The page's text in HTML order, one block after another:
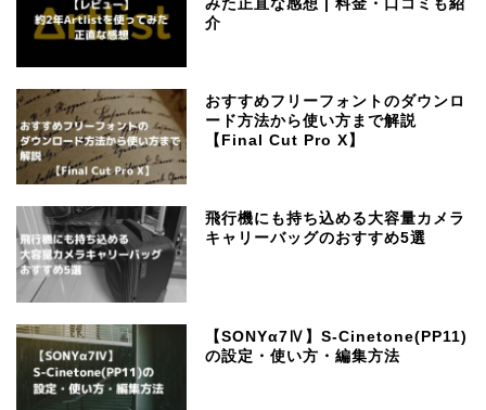
みた正直な感想 | 料金・口コミも紹
介
おすすめフリーフォントのダウンロ
ード方法から使い方まで解説
【Final Cut Pro X】
飛行機にも持ち込める大容量カメラ
キャリーバッグのおすすめ5選
【SONYα7Ⅳ】S-Cinetone(PP11)
の設定・使い方・編集方法